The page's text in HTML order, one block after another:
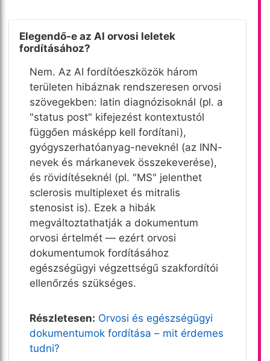
Elegendő-e az AI orvosi leletek
fordításához?
Nem. Az AI fordítóeszközök három
területen hibáznak rendszeresen orvosi
szövegekben: latin diagnózisoknál (pl. a
"status post" kifejezést kontextustól
függően másképp kell fordítani),
gyógyszerhatóanyag-neveknél (az INN-
nevek és márkanevek összekeverése),
és rövidítéseknél (pl. "MS" jelenthet
sclerosis multiplexet és mitralis
stenosist is). Ezek a hibák
megváltoztathatják a dokumentum
orvosi értelmét — ezért orvosi
dokumentumok fordításához
egészségügyi végzettségű szakfordítói
ellenőrzés szükséges.
Részletesen: Orvosi és egészségügyi
dokumentumok fordítása – mit érdemes
tudni?